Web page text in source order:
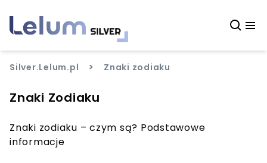
Silver.Lelum.pl > Znaki zodiaku
Znaki Zodiaku
Znaki zodiaku – czym są? Podstawowe
informacje